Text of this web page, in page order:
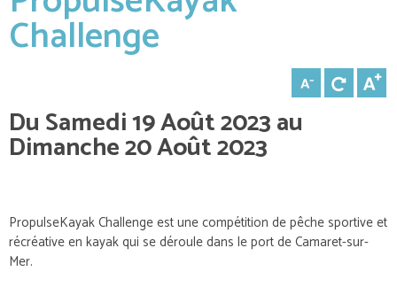
Challenge
Du Samedi 19 Août 2023 au
Dimanche 20 Août 2023
PropulseKayak Challenge est une compétition de pêche sportive et
récréative en kayak qui se déroule dans le port de Camaret-sur-
Mer.